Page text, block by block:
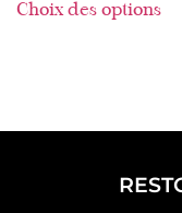
Choix des options